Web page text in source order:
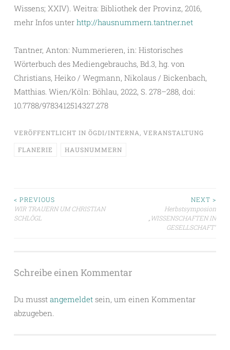
Wissens; XXIV). Weitra: Bibliothek der Provinz, 2016,
mehr Infos unter http://hausnummern.tantner.net
Tantner, Anton: Nummerieren, in: Historisches
Wörterbuch des Mediengebrauchs, Bd.3, hg. von
Christians, Heiko / Wegmann, Nikolaus / Bickenbach,
Matthias. Wien/Köln: Böhlau, 2022, S. 278–288, doi:
10.7788/9783412514327.278
VERÖFFENTLICHT IN ÖGDI/INTERNA, VERANSTALTUNG
FLANERIE HAUSNUMMERN
Beitragsnavigation
< PREVIOUS
WIR TRAUERN UM CHRISTIAN
SCHLÖGL
NEXT >
Herbstsymposion
„WISSENSCHAFTEN IN
GESELLSCHAFT“
Schreibe einen Kommentar
Du musst angemeldet sein, um einen Kommentar
abzugeben.